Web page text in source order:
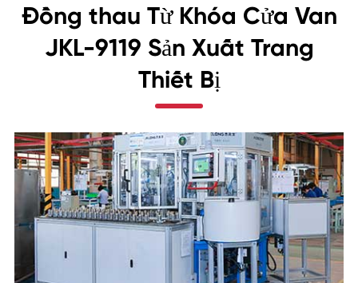
Đồng thau Từ Khóa Cửa Van
JKL-9119 Sản Xuất Trang
Thiết Bị